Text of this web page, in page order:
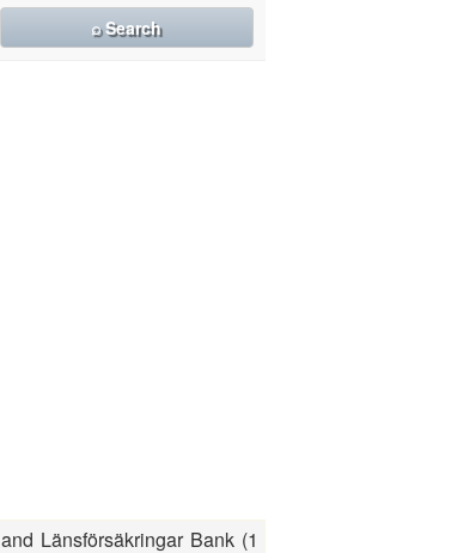
⌕ Search
Länsförsäkringar Bank (1